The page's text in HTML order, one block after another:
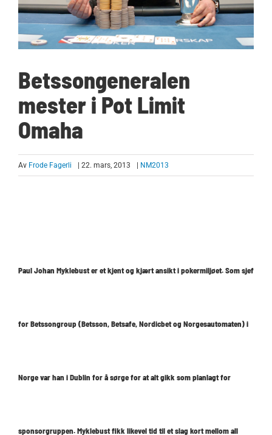
Betssongeneralen
mester i Pot Limit
Omaha
Av Frode Fagerli | 22. mars, 2013 NM2013
Paul Johan Myklebust er et kjent og kjært ansikt i pokermiljøet. Som sjef
for Betssongroup (Betsson, Betsafe, Nordicbet og Norgesautomaten) i
Norge var han i Dublin for å sørge for at alt gikk som planlagt for
sponsorgruppen. Myklebust fikk likevel tid til et slag kort mellom all